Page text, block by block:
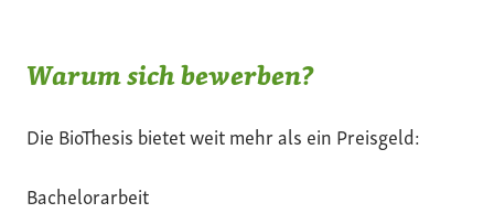
Warum sich bewerben?
Die BioThesis bietet weit mehr als ein Preisgeld:
Bachelorarbeit